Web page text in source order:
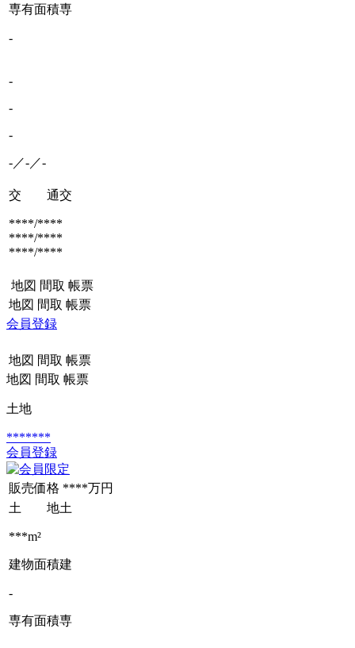
専有面積専
-
-
-
-
-／-／-
交 通交
****/****
****/****
****/****
地図 間取 帳票
地図 間取 帳票
会員登録
地図 間取 帳票
地図 間取 帳票
土地
*******
会員登録
販売価格 ****万円
土 地土
***m²
建物面積建
-
専有面積専